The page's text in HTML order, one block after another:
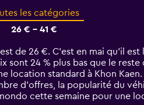
les catégories
26 € - 41 €
de 26 €. C’est en mai qu'il
24 % plus bas que le reste
location standard à Khon Kaen.
d’offres, la popularité du
cette semaine pour une